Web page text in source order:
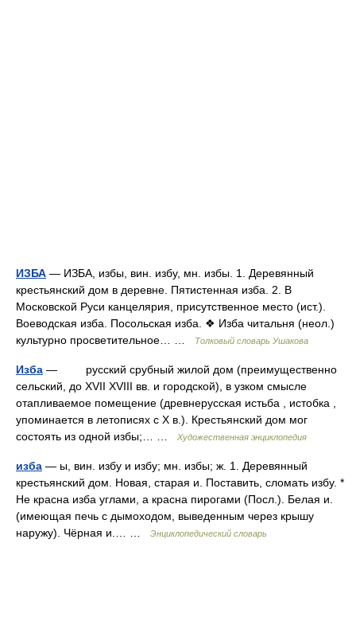
ИЗБА — ИЗБА, избы, вин. избу, мн. избы. 1. Деревянный
крестьянский дом в деревне. Пятистенная изба. 2. В
Московской Руси канцелярия, присутственное место (ист.).
Воеводская изба. Посольская изба. ❖ Изба читальня (неол.)
культурно просветительное… …
Толковый словарь Ушакова
Изба — русский срубный жилой дом (преимущественно
сельский, до XVII XVIII вв. и городской), в узком смысле
отапливаемое помещение (древнерусская истьба , истобка ,
упоминается в летописях с X в.). Крестьянский дом мог
состоять из одной избы;… …
Художественная энциклопедия
изба — ы, вин. избу и избу; мн. избы; ж. 1. Деревянный
крестьянский дом. Новая, старая и. Поставить, сломать избу. *
Не красна изба углами, а красна пирогами (Посл.). Белая и.
(имеющая печь с дымоходом, выведенным через крышу
наружу). Чёрная и.… …
Энциклопедический словарь